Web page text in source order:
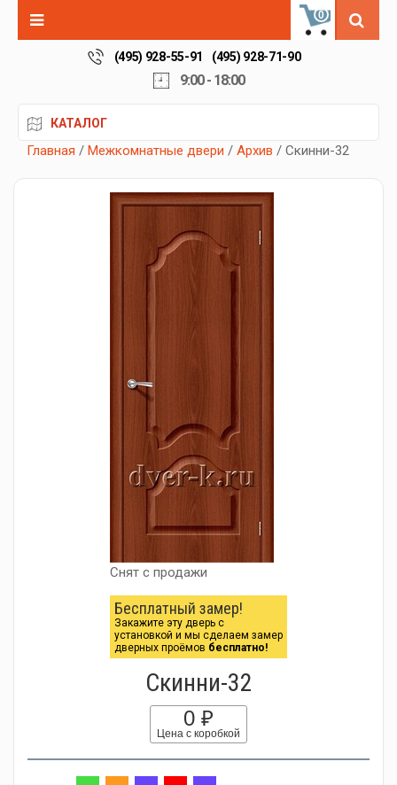
0
(495) 928-55-91 (495) 928-71-90
9:00 - 18:00
КАТАЛОГ
Главная / Межкомнатные двери / Архив / Скинни-32
Снят с продажи
Бесплатный замер!
Закажите эту дверь с
установкой и мы сделаем замер
дверных проёмов бесплатно!
Скинни-32
0 ₽
Цена с коробкой